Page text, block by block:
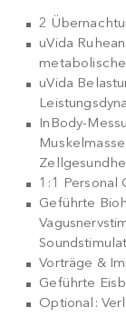
2
uVida
uVida
InBody-
1:1 Personal
Geführte
Vorträge &
Geführte
Optional: